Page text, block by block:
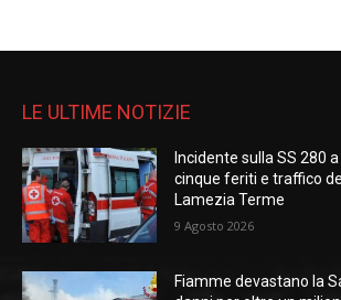
LE ULTIME NOTIZIE
Incidente sulla SS 280
cinque feriti e traffico
Lamezia Terme
9 Agosto 2026
Fiamme devastano la